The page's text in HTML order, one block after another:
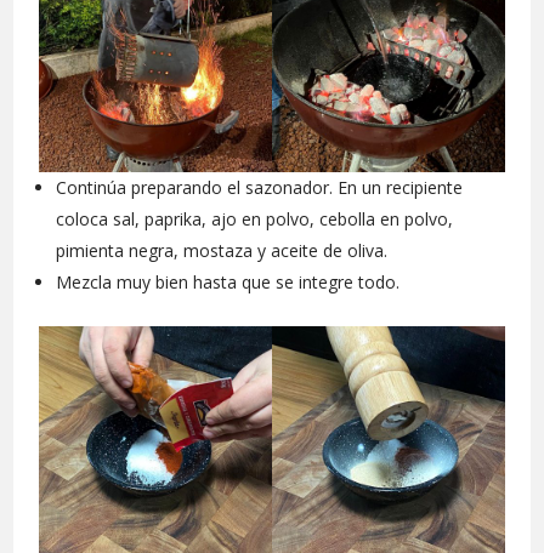
Continúa preparando el sazonador. En un recipiente
coloca sal, paprika, ajo en polvo, cebolla en polvo,
pimienta negra, mostaza y aceite de oliva.
Mezcla muy bien hasta que se integre todo.